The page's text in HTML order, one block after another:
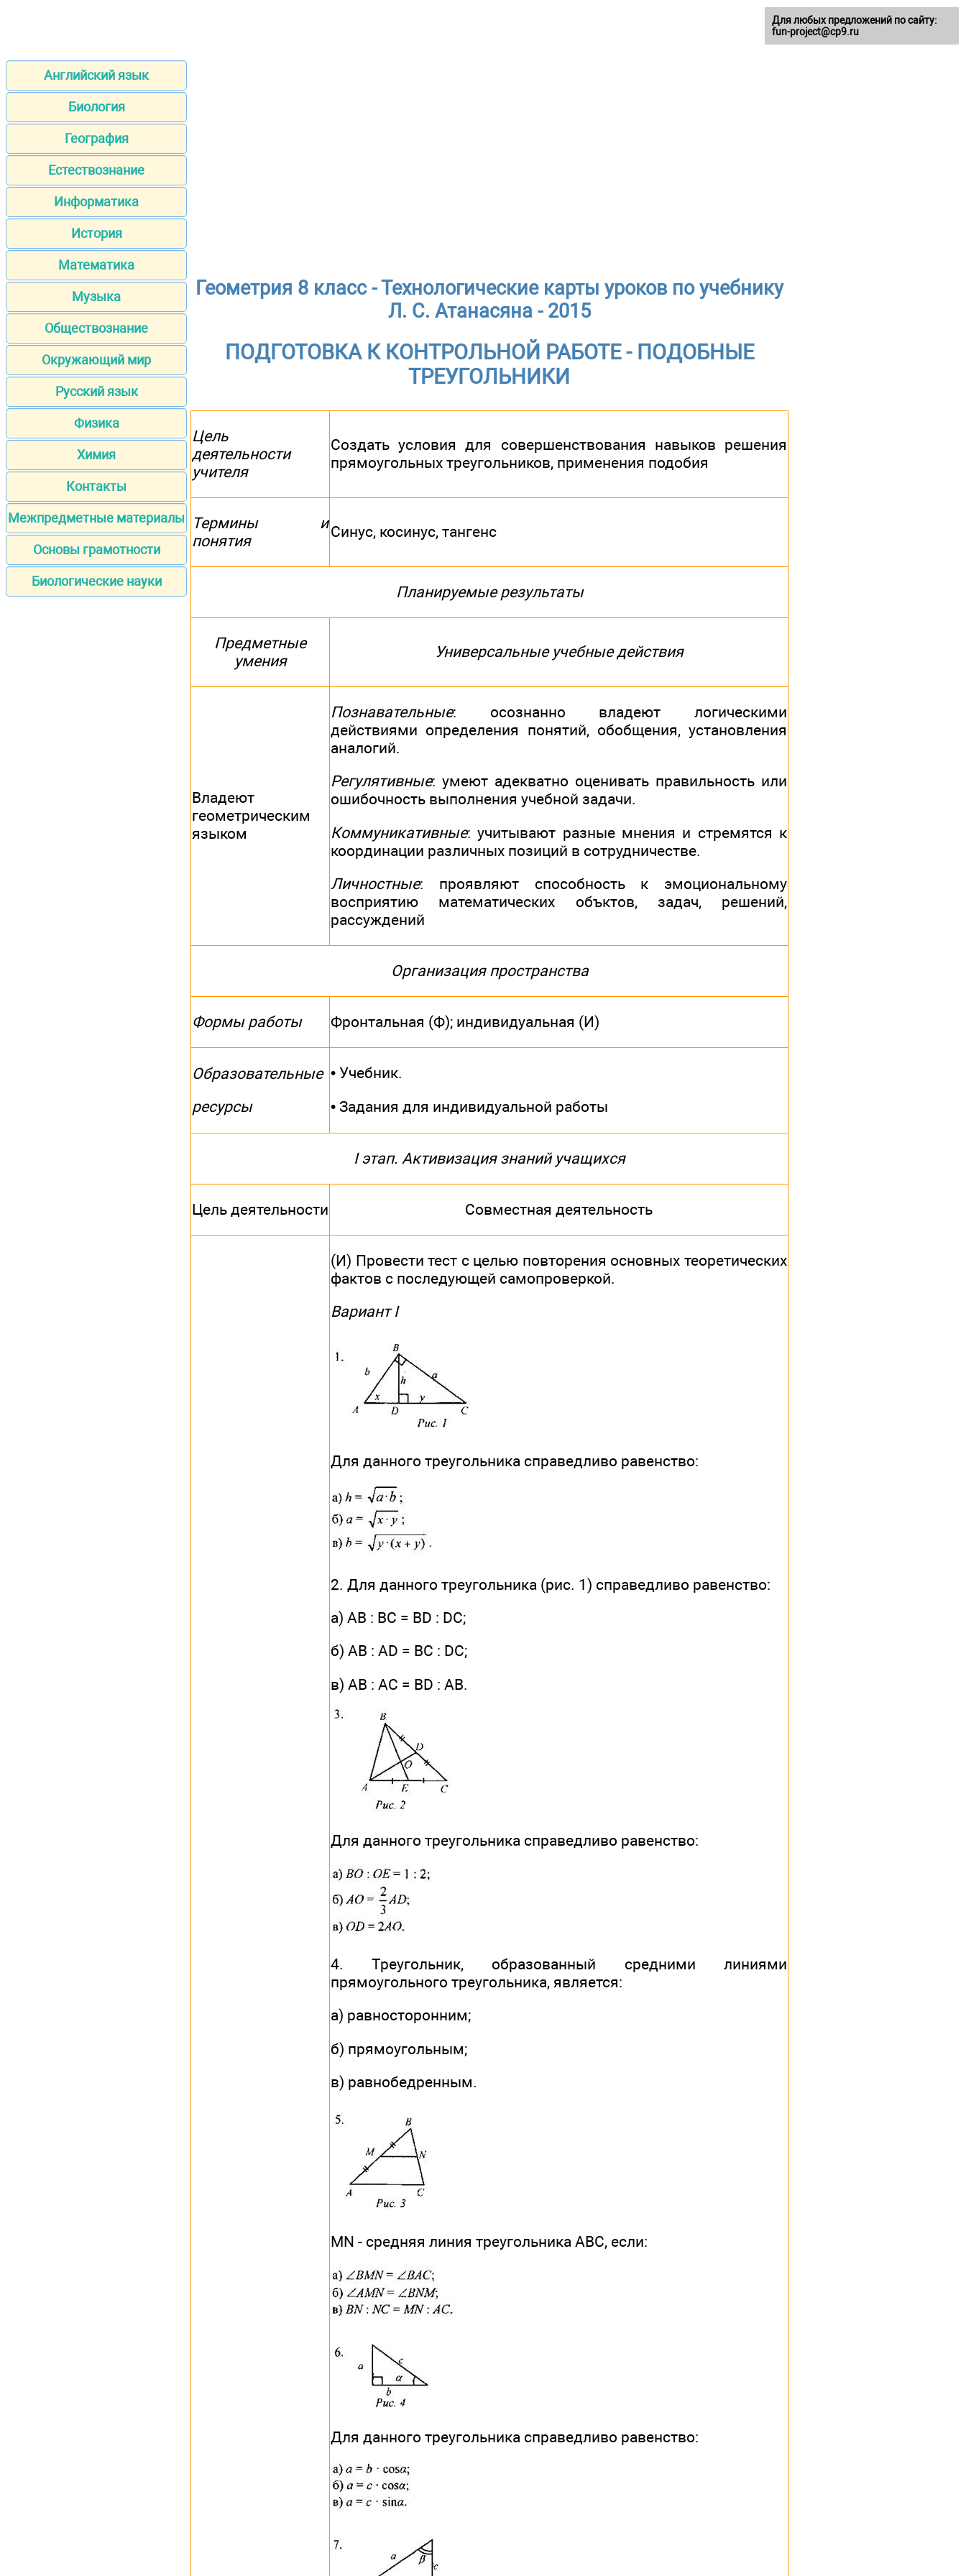
Английский язык
Биология
География
Естествознание
Информатика
История
Математика
Музыка
Обществознание
Окружающий мир
Русский язык
Физика
Химия
Контакты
Межпредметные материалы
Основы грамотности
Биологические науки
Геометрия 8 класс - Технологические карты уроков по учебнику
Л. С. Атанасяна - 2015
ПОДГОТОВКА К КОНТРОЛЬНОЙ РАБОТЕ - ПОДОБНЫЕ
ТРЕУГОЛЬНИКИ
Цель
деятельности
учителя
Создать условия для совершенствования навыков решения
прямоугольных треугольников, применения подобия
Термины и
понятия
Синус, косинус, тангенс
Планируемые результаты
Предметные
умения
Универсальные учебные действия
Владеют
геометрическим
языком
Познавательные: осознанно владеют логическими
действиями определения понятий, обобщения, установления
аналогий.
Регулятивные: умеют адекватно оценивать правильность или
ошибочность выполнения учебной задачи.
Коммуникативные: учитывают разные мнения и стремятся к
координации различных позиций в сотрудничестве.
Личностные: проявляют способность к эмоциональному
восприятию математических объктов, задач, решений,
рассуждений
Организация пространства
Формы работы Фронтальная (Ф); индивидуальная (И)
Образовательные
ресурсы
• Учебник.
• Задания для индивидуальной работы
I этап. Активизация знаний учащихся
Цель деятельности Совместная деятельность
(И) Провести тест с целью повторения основных теоретических
фактов с последующей самопроверкой.
Вариант I
Для данного треугольника справедливо равенство:
2. Для данного треугольника (рис. 1) справедливо равенство:
а) АВ : ВС = BD : DC;
б) АВ : AD = ВС : DC;
в) АВ : АС = BD : АВ.
Для данного треугольника справедливо равенство:
4. Треугольник, образованный средними линиями
прямоугольного треугольника, является:
а) равносторонним;
б) прямоугольным;
в) равнобедренным.
MN - средняя линия треугольника АВС, если:
Для данного треугольника справедливо равенство:
Для любых предложений по сайту:
fun-project@cp9.ru